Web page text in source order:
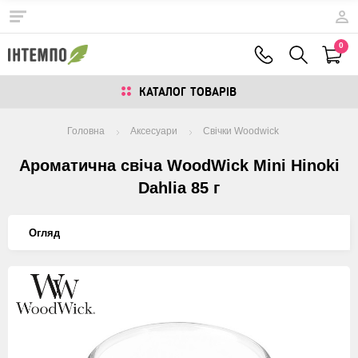
0
КАТАЛОГ ТОВАРIВ
Головна Аксесуари Свічки Woodwick
Ароматична свіча WoodWick Mini Hinoki
Dahlia 85 г
Огляд
Изображения
товаров